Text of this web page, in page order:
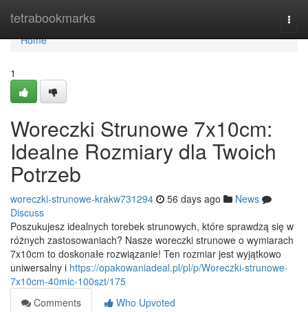
tetrabookmarks
Home
Home
1
Woreczki Strunowe 7x10cm:
Idealne Rozmiary dla Twoich
Potrzeb
woreczki-strunowe-krakw731294 56 days ago
News
Discuss
Poszukujesz idealnych torebek strunowych, które sprawdzą się w
różnych zastosowaniach? Nasze woreczki strunowe o wymiarach
7x10cm to doskonałe rozwiązanie! Ten rozmiar jest wyjątkowo
uniwersalny i https://opakowaniadeal.pl/pl/p/Woreczki-strunowe-
7x10cm-40mic-100szt/175
Comments
Who Upvoted